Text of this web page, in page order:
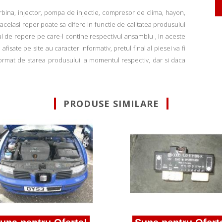
injector, pompa de injectie, compresor de clima, hayon,
reper poate sa difere in functie de calitatea produsului
de repere pe care-l contine respectivul ansamblu , in aceste
pe site au caracter informativ, pretul final al piesei va fi
de starea produsului la momentul respectiv, dar si daca
PRODUSE SIMILARE